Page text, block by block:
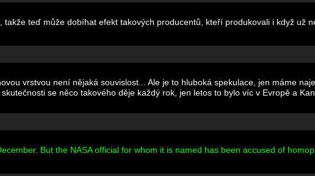
teď může dobíhat efekt takových producentů, kteří produkovali i když už
vrstvou není nějaká souvislost... Ale je to hluboká spekulace, jen máme
se něco takového děje každý rok, jen letos to bylo víc v Evropě a
But the NASA official for whom it is named has been accused of